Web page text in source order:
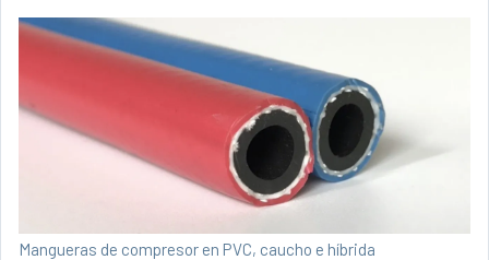
Mangueras de compresor en PVC, caucho e híbrida